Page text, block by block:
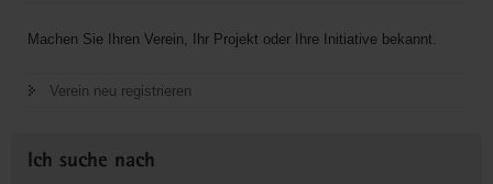
Machen Sie Ihren Verein, Ihr Projekt oder Ihre Initiative bekannt.
Verein neu registrieren
Ich suche nach